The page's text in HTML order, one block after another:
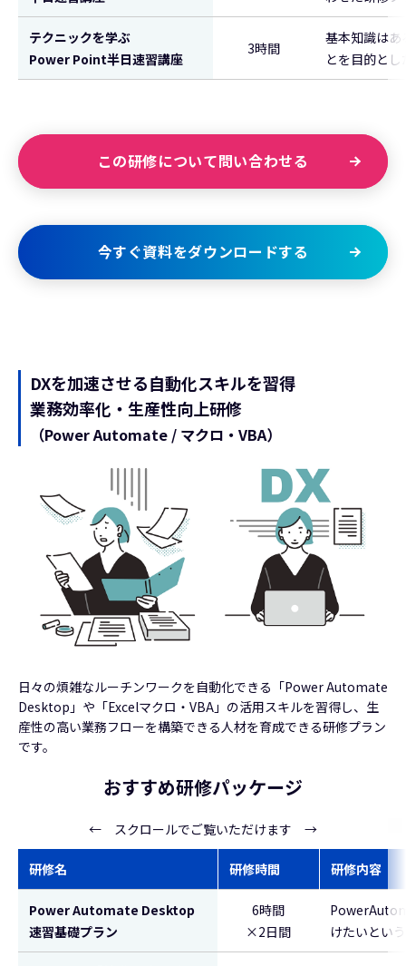
テクニックを学ぶ
Power Point半日速習講座
3時間
基本知識はあ
とを目的と
この研修について問い合わせる
今すぐ資料をダウンロードする
DXを加速させる自動化スキルを習得
業務効率化・生産性向上研修
（Power Automate / マクロ・VBA）
日々の煩雑なルーチンワークを自動化できる「Power Automate
Desktop」や「Excelマクロ・VBA」の活用スキルを習得し、生
産性の高い業務フローを構築できる人材を育成できる研修プラン
です。
おすすめ研修パッケージ
← スクロールでご覧いただけます →
研修名 研修時間 研修内容
Power Automate Desktop
速習基礎プラン
6時間
×2日間
けたいとい